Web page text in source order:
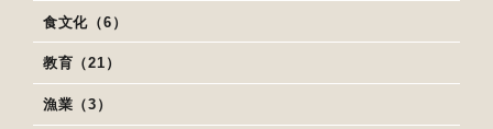
食文化（6）
教育（21）
漁業（3）